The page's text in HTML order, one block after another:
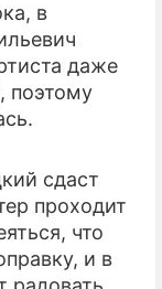
в
даже
поэтому
сдаст
проходит
что
и в